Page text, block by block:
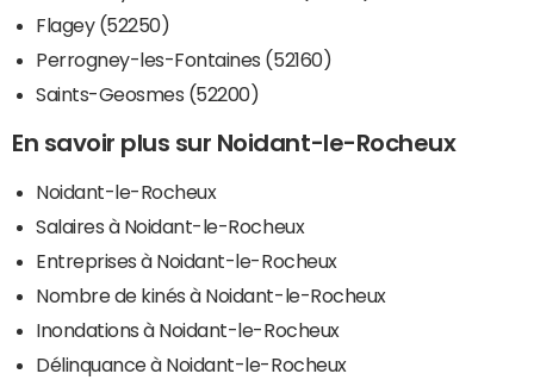
Flagey (52250)
Perrogney-les-Fontaines (52160)
Saints-Geosmes (52200)
En savoir plus sur Noidant-le-Rocheux
Noidant-le-Rocheux
Salaires à Noidant-le-Rocheux
Entreprises à Noidant-le-Rocheux
Nombre de kinés à Noidant-le-Rocheux
Inondations à Noidant-le-Rocheux
Délinquance à Noidant-le-Rocheux